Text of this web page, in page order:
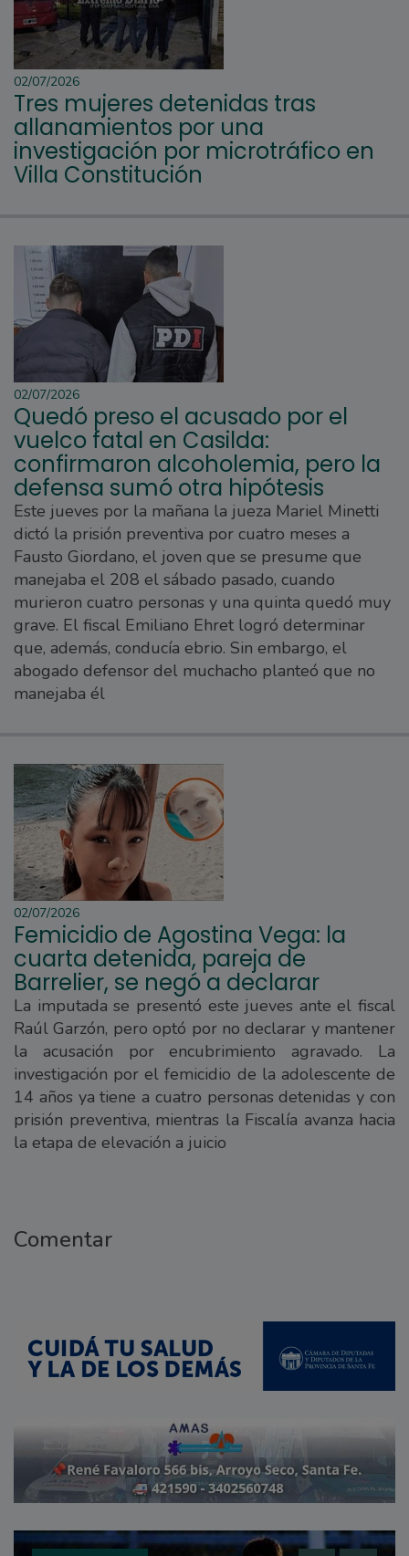
02/07/2026
Tres mujeres detenidas tras
allanamientos por una
investigación por microtráfico en
Villa Constitución
02/07/2026
Quedó preso el acusado por el
vuelco fatal en Casilda:
confirmaron alcoholemia, pero la
defensa sumó otra hipótesis
Este jueves por la mañana la jueza Mariel Minetti
dictó la prisión preventiva por cuatro meses a
Fausto Giordano, el joven que se presume que
manejaba el 208 el sábado pasado, cuando
murieron cuatro personas y una quinta quedó muy
grave. El fiscal Emiliano Ehret logró determinar
que, además, conducía ebrio. Sin embargo, el
abogado defensor del muchacho planteó que no
manejaba él
02/07/2026
Femicidio de Agostina Vega: la
cuarta detenida, pareja de
Barrelier, se negó a declarar
La imputada se presentó este jueves ante el fiscal
Raúl Garzón, pero optó por no declarar y mantener
la acusación por encubrimiento agravado. La
investigación por el femicidio de la adolescente de
14 años ya tiene a cuatro personas detenidas y con
prisión preventiva, mientras la Fiscalía avanza hacia
la etapa de elevación a juicio
Comentar